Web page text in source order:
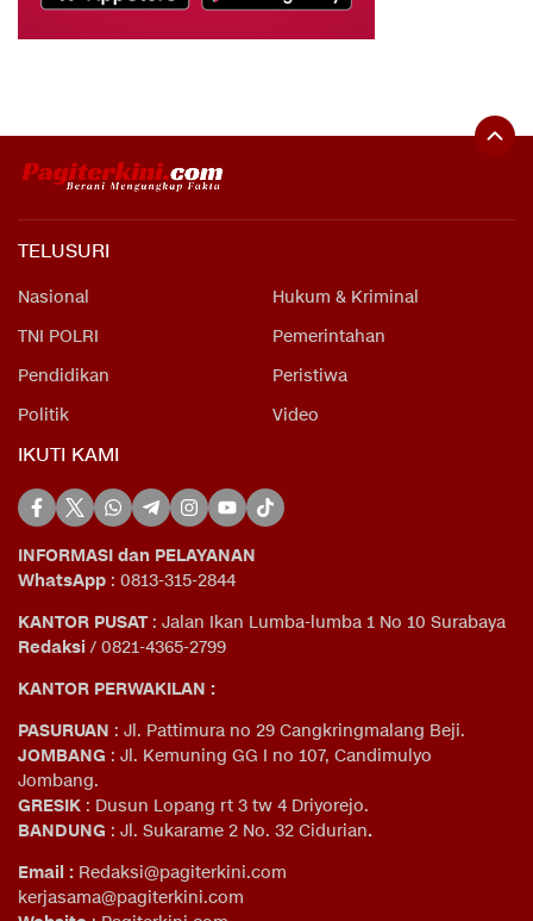
TELUSURI
Nasional
Hukum & Kriminal
TNI POLRI
Pemerintahan
Pendidikan
Peristiwa
Politik
Video
IKUTI KAMI
INFORMASI dan PELAYANAN
WhatsApp : 0813-315-2844
KANTOR PUSAT: Jalan Ikan Lumba-lumba 1 No 10 Surabaya
Redaksi / 0821-4365-2799
KANTOR PERWAKILAN :
PASURUAN : Jl. Pattimura no 29 Cangkringmalang Beji.
JOMBANG : Jl. Kemuning GG I no 107, Candimulyo
Jombang.
GRESIK : Dusun Lopang rt 3 tw 4 Driyorejo.
BANDUNG : Jl. Sukarame 2 No. 32 Cidurian.
Email : Redaksi@pagiterkini.com
kerjasama@pagiterkini.com